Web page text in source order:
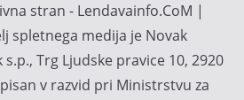
stran - Lendavainfo.CoM |
spletnega medija je Novak
s.p., Trg Ljudske pravice 10, 2920
v razvid pri Ministrstvu za